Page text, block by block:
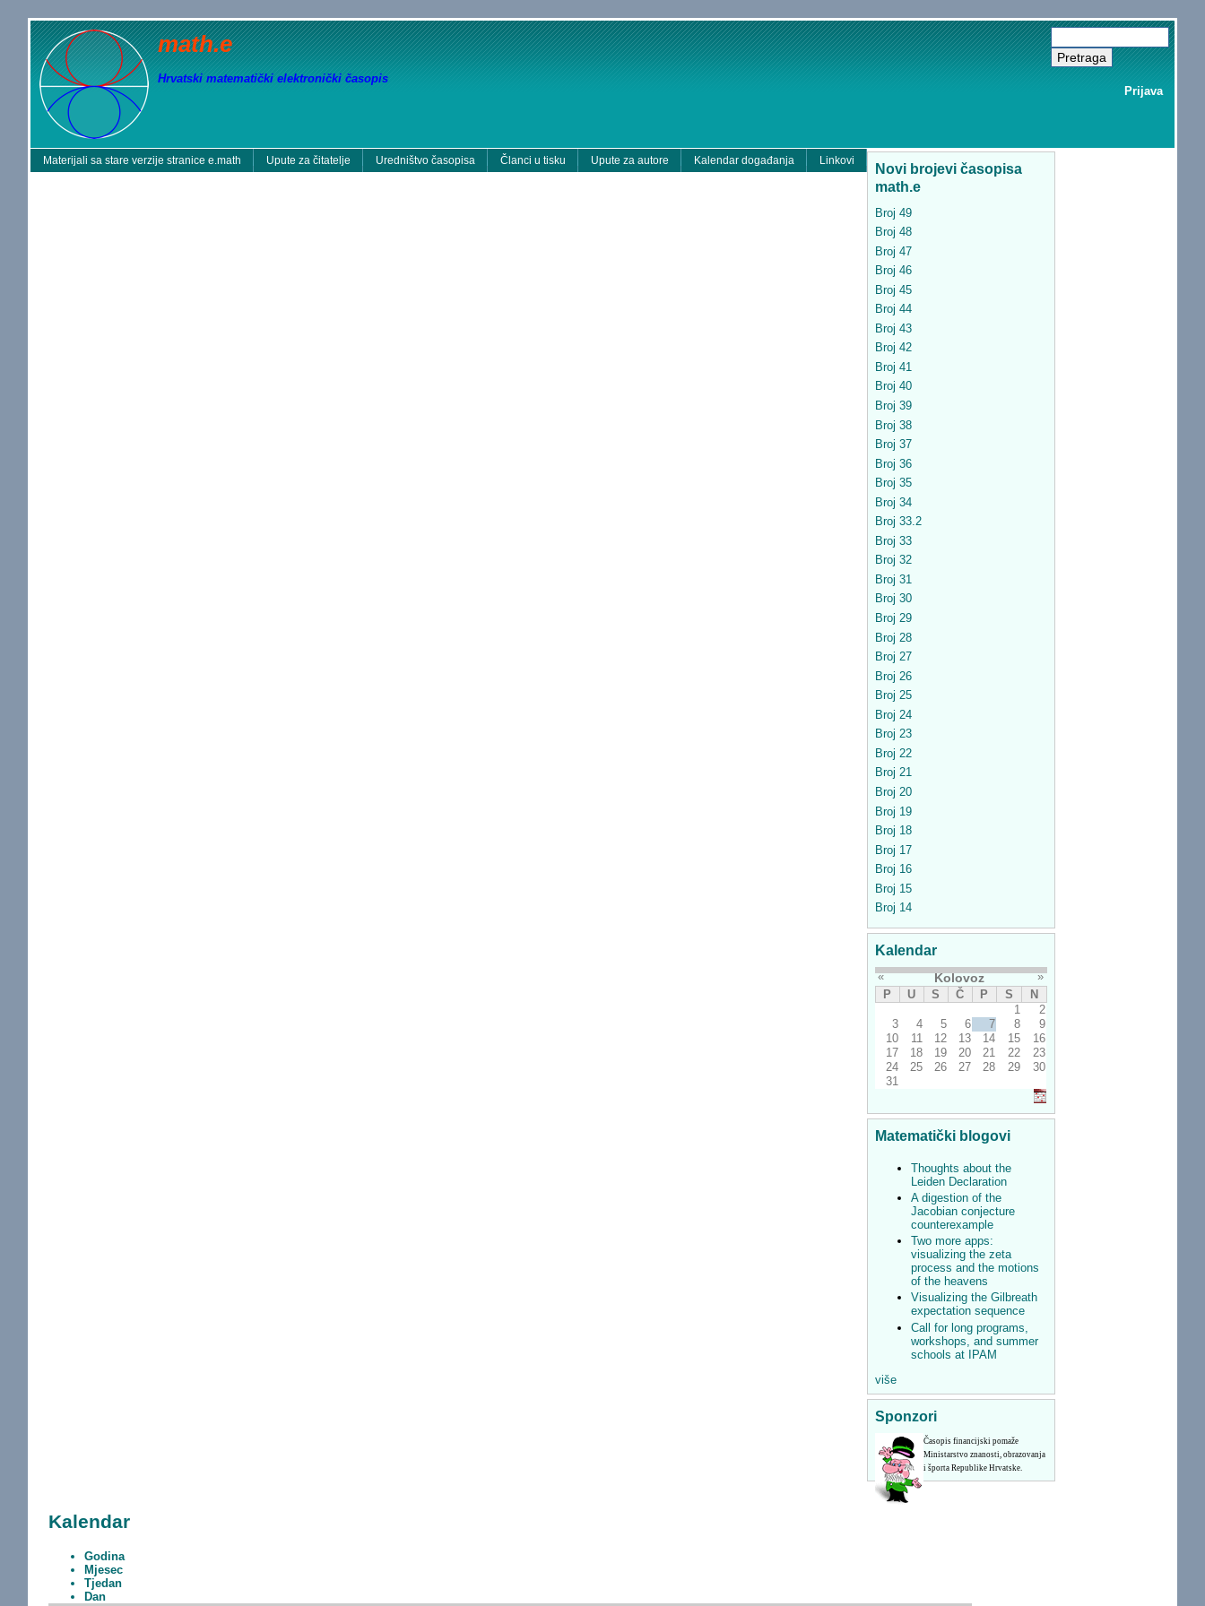
math.e
Hrvatski matematički elektronički časopis
Prijava
Materijali sa stare verzije stranice e.math Upute za čitatelje Uredništvo časopisa Članci u tisku Upute za autore Kalendar događanja Linkovi
Novi brojevi časopisa
math.e
Broj 49
Broj 48
Broj 47
Broj 46
Broj 45
Broj 44
Broj 43
Broj 42
Broj 41
Broj 40
Broj 39
Broj 38
Broj 37
Broj 36
Broj 35
Broj 34
Broj 33.2
Broj 33
Broj 32
Broj 31
Broj 30
Broj 29
Broj 28
Broj 27
Broj 26
Broj 25
Broj 24
Broj 23
Broj 22
Broj 21
Broj 20
Broj 19
Broj 18
Broj 17
Broj 16
Broj 15
Broj 14
Kalendar
« Kolovoz
»
P
U S Č P S
N
1
2
3
4 5 6 7 8
9
10
11 12 13 14 15
16
17
18 19 20 21 22
23
24
25 26 27 28 29
30
31
Matematički blogovi
Thoughts about the
Leiden Declaration
A digestion of the
Jacobian conjecture
counterexample
Two more apps:
visualizing the zeta
process and the motions
of the heavens
Visualizing the Gilbreath
expectation sequence
Call for long programs,
workshops, and summer
schools at IPAM
više
Sponzori
Časopis financijski pomaže
Ministarstvo znanosti, obrazovanja
i športa Republike Hrvatske.
Kalendar
Godina
Mjesec
Tjedan
Dan